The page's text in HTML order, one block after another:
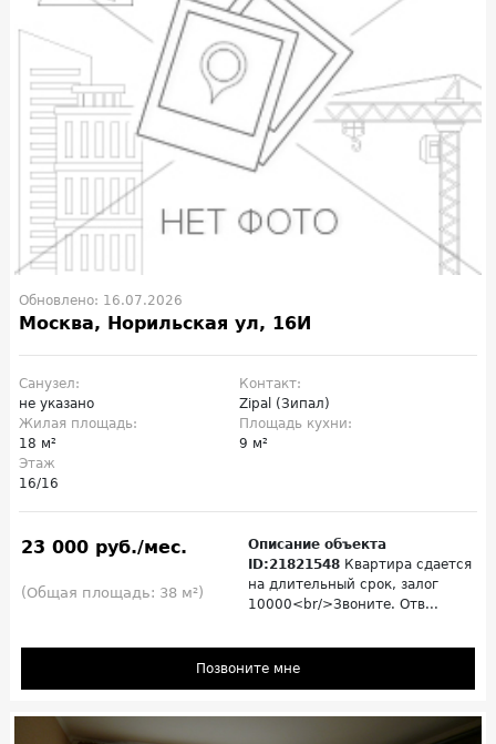
Обновлено: 16.07.2026
Москва, Норильская ул, 16И
Санузел:
не указано
Контакт:
Zipal (Зипал)
Жилая площадь:
18 м²
Площадь кухни:
9 м²
Этаж
16/16
23 000 руб./мес.
(Общая площадь: 38 м²)
Описание объекта
ID:21821548 Квартира сдается
на длительный срок, залог
10000<br/>Звоните. Отв...
Позвоните мне